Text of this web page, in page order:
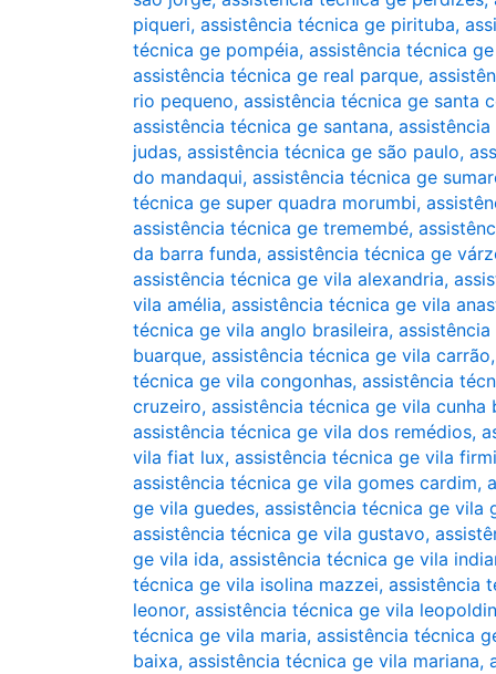
piqueri, assistência técnica ge pirituba,
técnica ge pompéia, assistência técnica
assistência técnica ge real parque,
rio pequeno, assistência técnica ge santa
assistência técnica ge santana,
judas, assistência técnica ge são paulo,
do mandaqui, assistência técnica ge
técnica ge super quadra morumbi,
assistência técnica ge tremembé,
da barra funda, assistência técnica ge
assistência técnica ge vila alexandria,
vila amélia, assistência técnica ge vila
técnica ge vila anglo brasileira,
buarque, assistência técnica ge vila carrão
técnica ge vila congonhas, assistência
cruzeiro, assistência técnica ge vila cunha
assistência técnica ge vila dos remédios,
vila fiat lux, assistência técnica ge vila
assistência técnica ge vila gomes cardim,
ge vila guedes, assistência técnica ge vila
assistência técnica ge vila gustavo,
ge vila ida, assistência técnica ge vila
técnica ge vila isolina mazzei, assistência
leonor, assistência técnica ge vila
técnica ge vila maria, assistência técnica
baixa, assistência técnica ge vila mariana,